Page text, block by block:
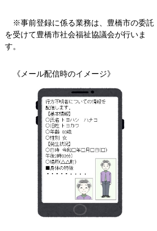
※事前登録に係る業務は、豊橋市の委託
を受けて豊橋市社会福祉協議会が行いま
す。
《 メール配信時のイメージ》